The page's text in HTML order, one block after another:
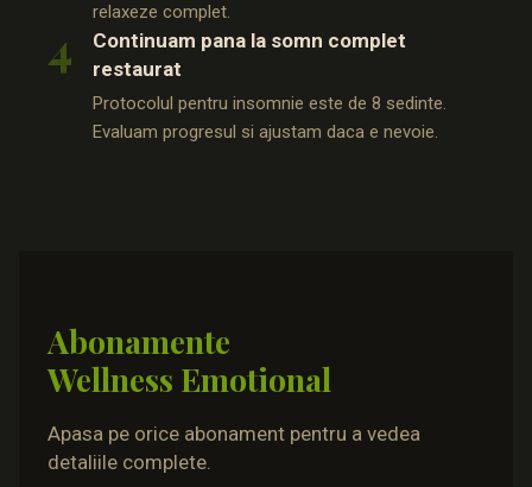
relaxeze complet.
4
Continuam pana la somn complet
restaurat
Protocolul pentru insomnie este de 8 sedinte.
Evaluam progresul si ajustam daca e nevoie.
Abonamente
Wellness Emotional
Apasa pe orice abonament pentru a vedea
detaliile complete.